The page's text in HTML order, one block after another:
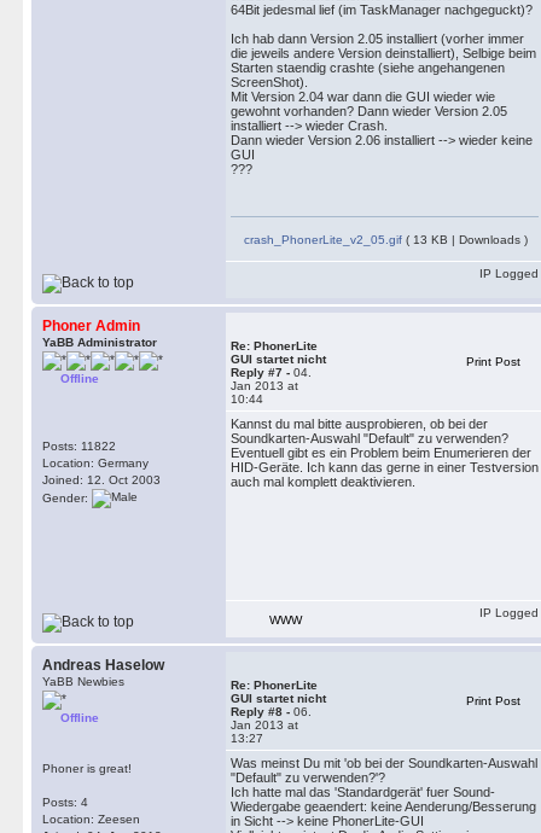
64Bit jedesmal lief (im TaskManager nachgeguckt)?
Ich hab dann Version 2.05 installiert (vorher immer
die jeweils andere Version deinstalliert), Selbige beim
Starten staendig crashte (siehe angehangenen
ScreenShot).
Mit Version 2.04 war dann die GUI wieder wie
gewohnt vorhanden? Dann wieder Version 2.05
installiert --> wieder Crash.
Dann wieder Version 2.06 installiert --> wieder keine
GUI
???
crash_PhonerLite_v2_05.gif ( 13 KB | Downloads )
IP Logged
Phoner Admin
YaBB Administrator
Offline
Posts: 11822
Location: Germany
Joined: 12. Oct 2003
Gender:
Re: PhonerLite
GUI startet nicht
Reply #7 - 04.
Jan 2013 at
10:44
Print Post
Kannst du mal bitte ausprobieren, ob bei der
Soundkarten-Auswahl "Default" zu verwenden?
Eventuell gibt es ein Problem beim Enumerieren der
HID-Geräte. Ich kann das gerne in einer Testversion
auch mal komplett deaktivieren.
WWW
IP Logged
Andreas Haselow
YaBB Newbies
Offline
Phoner is great!
Posts: 4
Location: Zeesen
Re: PhonerLite
GUI startet nicht
Reply #8 - 06.
Jan 2013 at
13:27
Print Post
Was meinst Du mit 'ob bei der Soundkarten-Auswahl
"Default" zu verwenden?'?
Ich hatte mal das 'Standardgerät' fuer Sound-
Wiedergabe geaendert: keine Aenderung/Besserung
in Sicht --> keine PhonerLite-GUI